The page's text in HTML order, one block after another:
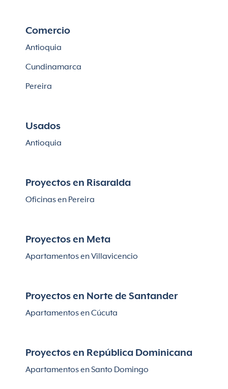
Comercio
Antioquia
Cundinamarca
Pereira
Usados
Antioquia
Proyectos en Risaralda
Oficinas en Pereira
Proyectos en Meta
Apartamentos en Villavicencio
Proyectos en Norte de Santander
Apartamentos en Cúcuta
Proyectos en República Dominicana
Apartamentos en Santo Domingo